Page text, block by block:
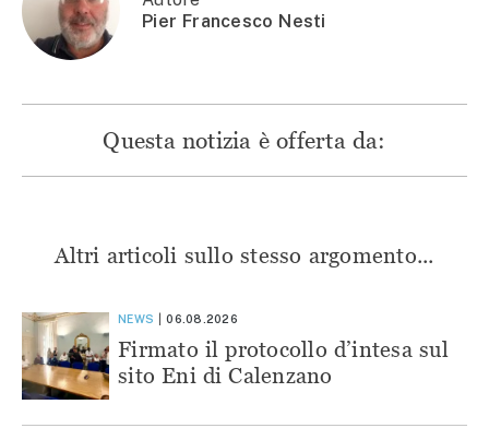
Pier Francesco Nesti
Questa notizia è offerta da:
Altri articoli sullo stesso argomento...
NEWS 06.08.2026
Firmato il protocollo d’intesa sul
sito Eni di Calenzano